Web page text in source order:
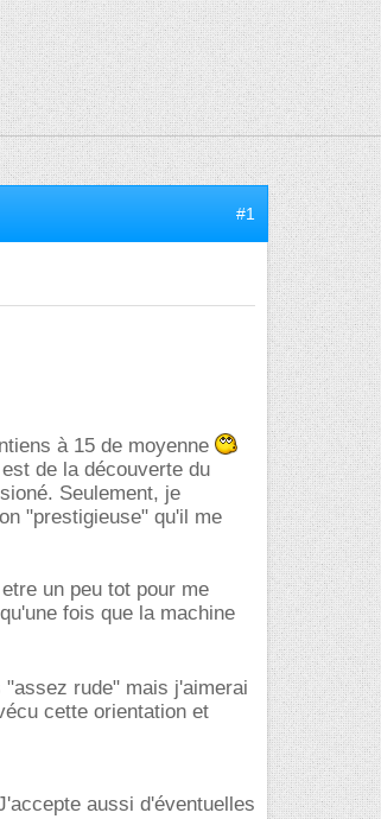
#1
à 15 de moyenne
de la découverte du
Seulement, je
"prestigieuse" qu'il me
un peu tot pour me
fois que la machine
rude" mais j'aimerai
cette orientation et
aussi d'éventuelles